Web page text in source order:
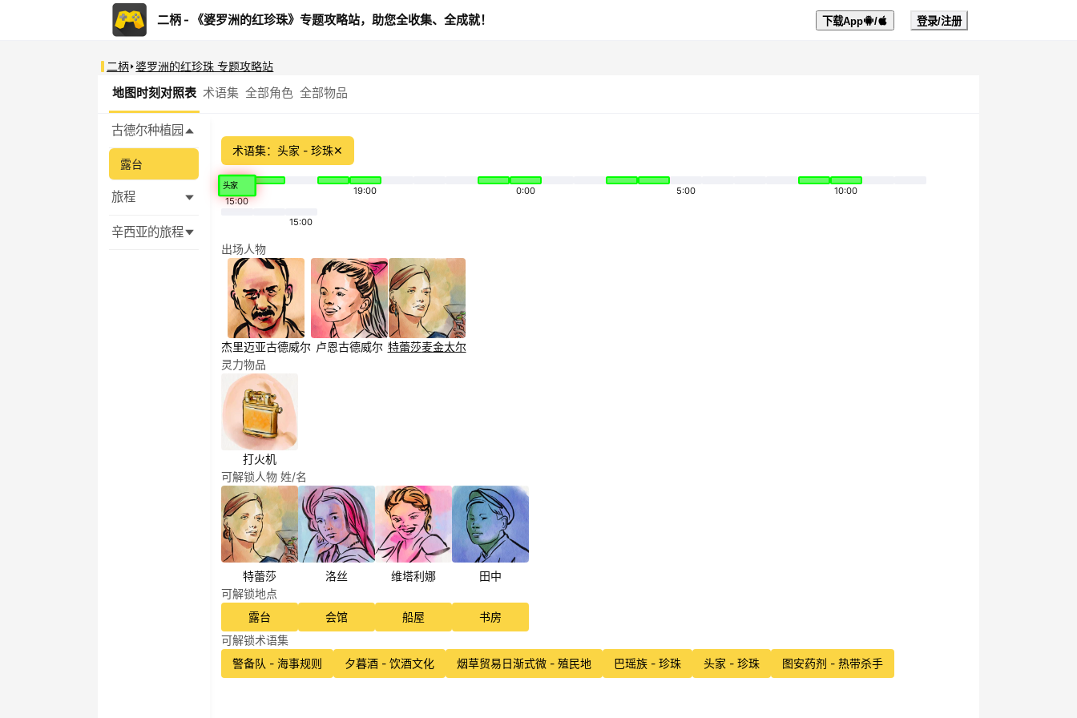
二柄 - 《婆罗洲的红珍珠》专题攻略站，助您全收集、全成就！ 下载App / 登录/注册
二柄 婆罗洲的红珍珠 专题攻略站
地图时刻对照表 术语集 全部角色 全部物品
古德尔种植园
露台
旅程
辛西亚的旅程
术语集：头家 - 珍珠✕
头家
15:00
19:00 0:00 5:00 10:00
15:00
出场人物
杰里迈亚古德威尔 卢恩古德威尔 特蕾莎麦金太尔
灵力物品
打火机
可解锁人物 姓/名
特蕾莎 洛丝 维塔利娜
田中
可解锁地点
露台
会馆 船屋
书房
可解锁术语集
警备队 - 海事规则
夕暮酒 - 饮酒文化 烟草贸易日渐式微 - 殖民地 巴瑶族 - 珍珠 头家 - 珍珠 图安药剂 - 热带杀手